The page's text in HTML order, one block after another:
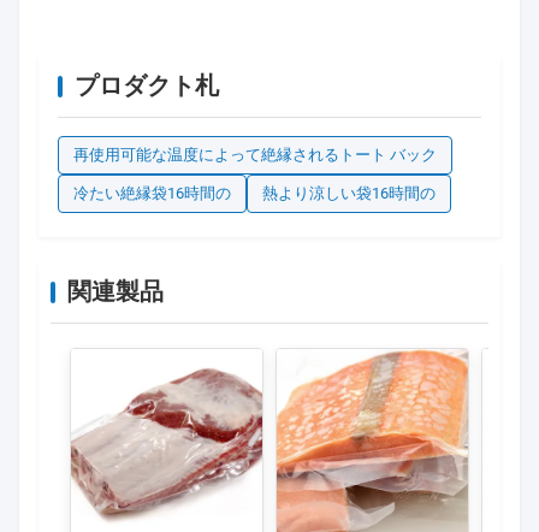
プロダクト札
再使用可能な温度によって絶縁されるトート バック
冷たい絶縁袋16時間の 熱より涼しい袋16時間の
関連製品